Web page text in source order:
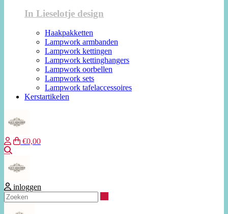
In Lieselotje design
Haakpakketten
Lampwork armbanden
Lampwork kettingen
Lampwork kettinghangers
Lampwork oorbellen
Lampwork sets
Lampwork tafelaccessoires
Kerstartikelen
€0,00
inloggen